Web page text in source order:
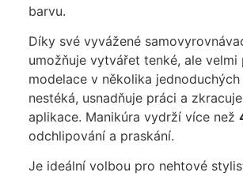
barvu.
Díky své vyvážené
umožňuje vytvářet tenké, ale velmi
modelace v několika
nestéká, usnadňuje práci a
aplikace. Manikúra vydrží více než
odchlipování a praskání.
Je ideální volbou pro nehtové